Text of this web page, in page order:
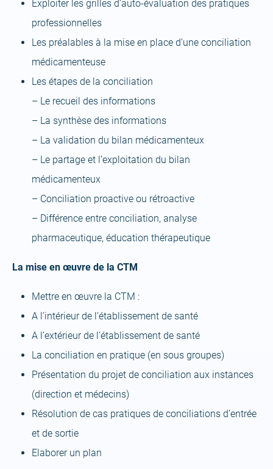
Exploiter les grilles d’auto-évaluation des pratiques
professionnelles
Les préalables à la mise en place d’une conciliation
médicamenteuse
Les étapes de la conciliation
– Le recueil des informations
– La synthèse des informations
– La validation du bilan médicamenteux
– Le partage et l’exploitation du bilan
médicamenteux
– Conciliation proactive ou rétroactive
– Différence entre conciliation, analyse
pharmaceutique, éducation thérapeutique
La mise en œuvre de la CTM
Mettre en œuvre la CTM :
A l’intérieur de l’établissement de santé
A l’extérieur de l’établissement de santé
La conciliation en pratique (en sous groupes)
Présentation du projet de conciliation aux instances
(direction et médecins)
Résolution de cas pratiques de conciliations d’entrée
et de sortie
Elaborer un plan